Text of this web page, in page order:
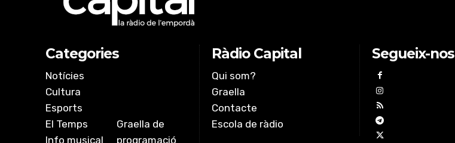
Categories
Notícies
Cultura
Esports
El Temps
Info musical
Graella de
programació
Ràdio Capital
Qui som?
Graella
Contacte
Escola de ràdio
Segueix-nos